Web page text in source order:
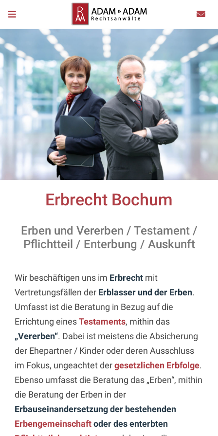
Erbrecht Bochum
Erben und Vererben / Testament /
Pflichtteil / Enterbung / Auskunft
Wir beschäftigen uns im Erbrecht mit
Vertretungsfällen der Erblasser und der Erben.
Umfasst ist die Beratung in Bezug auf die
Errichtung einesTestaments, mithin das
„Vererben“. Dabei ist meistens die Absicherung
der Ehepartner / Kinder oder deren Ausschluss
im Fokus, ungeachtet dergesetzlichen Erbfolge.
Ebenso umfasst die Beratung das „Erben“, mithin
die Beratung der Erben in der
Erbauseinandersetzung der bestehenden
Erbengemeinschaftoder des enterbten